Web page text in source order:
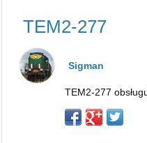
TEM2-277
Sigman
TEM2-277